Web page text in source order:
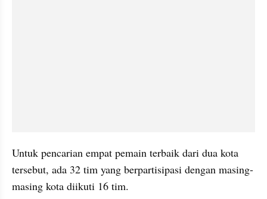
Untuk pencarian empat pemain terbaik dari dua kota
tersebut, ada 32 tim yang berpartisipasi dengan masing-
masing kota diikuti 16 tim.